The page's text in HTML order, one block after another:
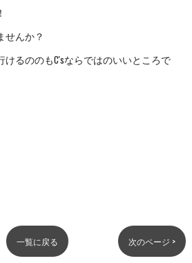
せんか？
るののもC'sならではのいいところで
一覧に戻る 次のページ >